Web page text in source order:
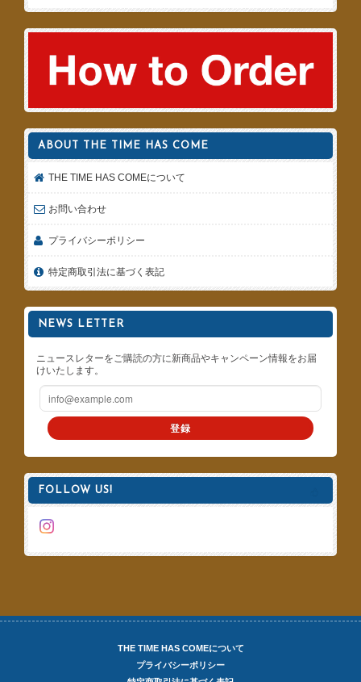
ABOUT THE TIME HAS COME
THE TIME HAS COMEについて
お問い合わせ
プライバシーポリシー
特定商取引法に基づく表記
NEWS LETTER
ニュースレターをご購読の方に新商品やキャンペーン情報をお届
けいたします。
登録
FOLLOW US!
THE TIME HAS COMEについて
プライバシーポリシー